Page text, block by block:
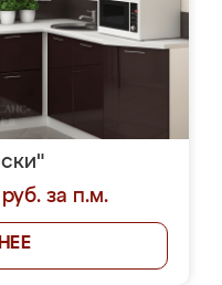
за п.м.